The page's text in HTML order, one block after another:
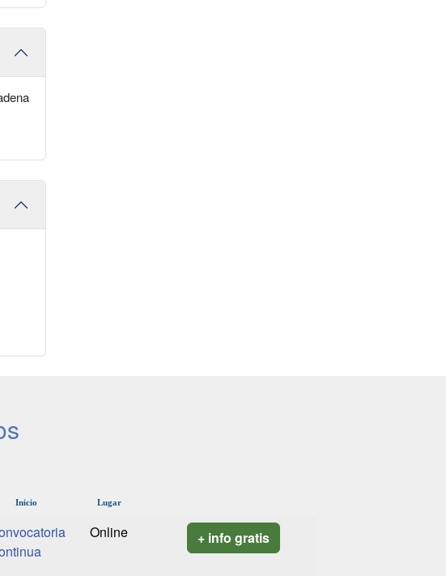
Inicio Lugar
Online + info gratis